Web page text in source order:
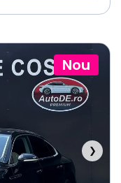
Nou
❯